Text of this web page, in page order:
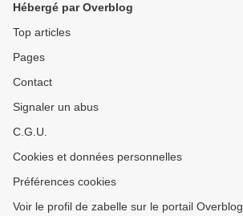
Hébergé par Overblog
Top articles
Pages
Contact
Signaler un abus
C.G.U.
Cookies et données personnelles
Préférences cookies
Voir le profil de zabelle sur le portail Overblog